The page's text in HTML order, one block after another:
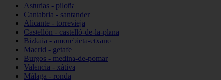
Asturias - piloña
Cantabria - santander
Alicante - torrevieja
Castellón - castelló-de-la-plana
Bizkaia - amorebieta-etxano
Madrid - getafe
Burgos - medina-de-pomar
Valencia - xàtiva
Málaga - ronda